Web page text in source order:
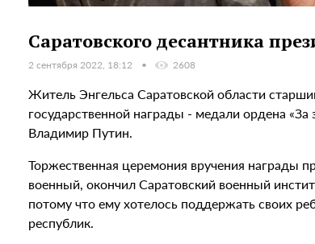
Саратовского десантника
2 сентября 2022, 18:12 2608
Житель Энгельса Саратовской области
государственной награды - медали ордена
Владимир Путин.
Торжественная церемония вручения награды
военный, окончил Саратовский военный
потому что ему хотелось поддержать своих
республик.